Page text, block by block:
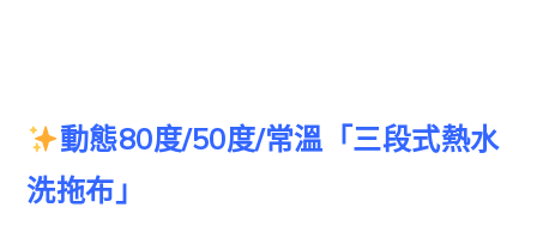
動態80度/50度/常溫「三段式熱水
洗拖布」